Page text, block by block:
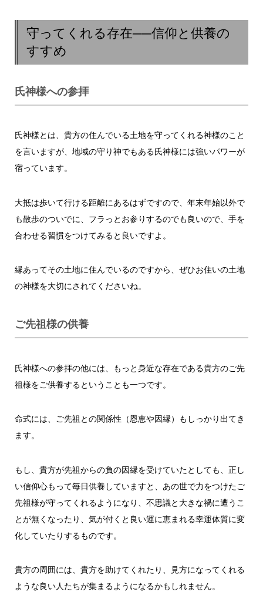
守ってくれる存在──信仰と供養の
すすめ
氏神様への参拝
氏神様とは、貴方の住んでいる土地を守ってくれる神様のこと
を言いますが、地域の守り神でもある氏神様には強いパワーが
宿っています。
大抵は歩いて行ける距離にあるはずですので、年末年始以外で
も散歩のついでに、フラっとお参りするのでも良いので、手を
合わせる習慣をつけてみると良いですよ。
縁あってその土地に住んでいるのですから、ぜひお住いの土地
の神様を大切にされてくださいね。
ご先祖様の供養
氏神様への参拝の他には、もっと身近な存在である貴方のご先
祖様をご供養するということも一つです。
命式には、ご先祖との関係性（恩恵や因縁）もしっかり出てき
ます。
もし、貴方が先祖からの負の因縁を受けていたとしても、正し
い信仰心もって毎日供養していますと、あの世で力をつけたご
先祖様が守ってくれるようになり、不思議と大きな禍に遭うこ
とが無くなったり、気が付くと良い運に恵まれる幸運体質に変
化していたりするものです。
貴方の周囲には、貴方を助けてくれたり、見方になってくれる
ような良い人たちが集まるようになるかもしれません。